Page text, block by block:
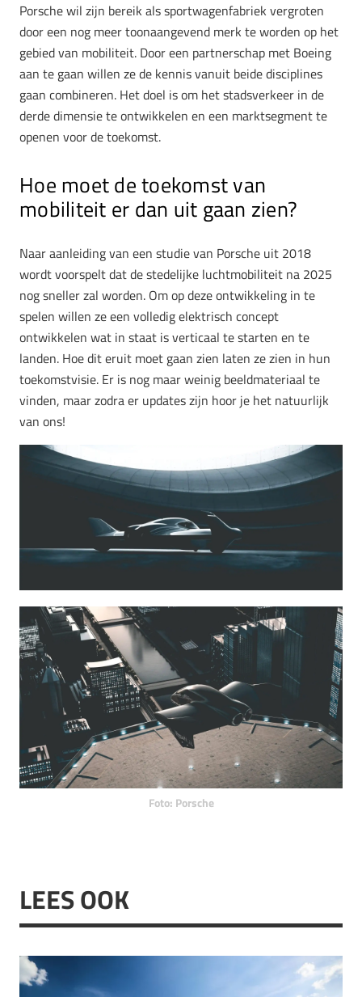
Porsche wil zijn bereik als sportwagenfabriek vergroten
door een nog meer toonaangevend merk te worden op het
gebied van mobiliteit. Door een partnerschap met Boeing
aan te gaan willen ze de kennis vanuit beide disciplines
gaan combineren. Het doel is om het stadsverkeer in de
derde dimensie te ontwikkelen en een marktsegment te
openen voor de toekomst.
Hoe moet de toekomst van
mobiliteit er dan uit gaan zien?
Naar aanleiding van een studie van Porsche uit 2018
wordt voorspelt dat de stedelijke luchtmobiliteit na 2025
nog sneller zal worden. Om op deze ontwikkeling in te
spelen willen ze een volledig elektrisch concept
ontwikkelen wat in staat is verticaal te starten en te
landen. Hoe dit eruit moet gaan zien laten ze zien in hun
toekomstvisie. Er is nog maar weinig beeldmateriaal te
vinden, maar zodra er updates zijn hoor je het natuurlijk
van ons!
Foto: Porsche
LEES OOK